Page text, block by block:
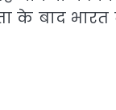
के बाद